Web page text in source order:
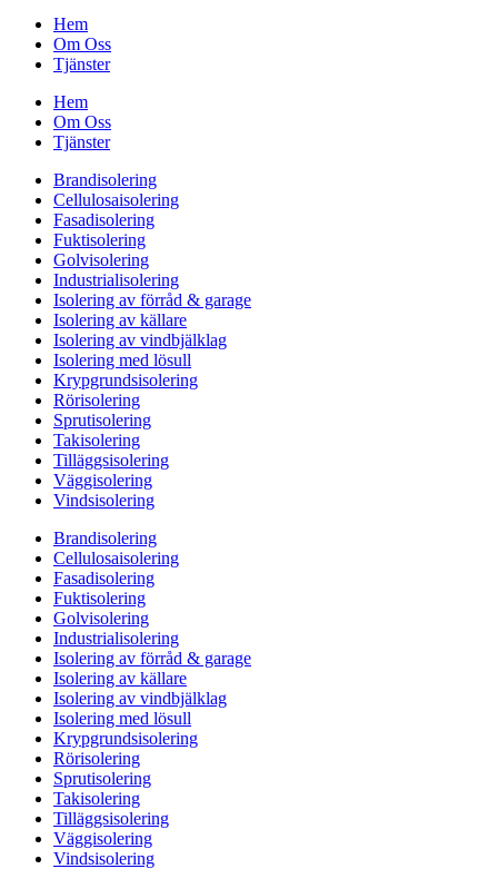
Hem
Om Oss
Tjänster
Hem
Om Oss
Tjänster
Brandisolering
Cellulosaisolering
Fasadisolering
Fuktisolering
Golvisolering
Industrialisolering
Isolering av förråd & garage
Isolering av källare
Isolering av vindbjälklag
Isolering med lösull
Krypgrundsisolering
Rörisolering
Sprutisolering
Takisolering
Tilläggsisolering
Väggisolering
Vindsisolering
Brandisolering
Cellulosaisolering
Fasadisolering
Fuktisolering
Golvisolering
Industrialisolering
Isolering av förråd & garage
Isolering av källare
Isolering av vindbjälklag
Isolering med lösull
Krypgrundsisolering
Rörisolering
Sprutisolering
Takisolering
Tilläggsisolering
Väggisolering
Vindsisolering